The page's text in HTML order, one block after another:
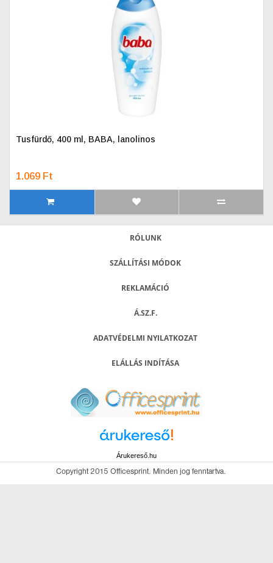
Tusfürdő, 400 ml, BABA, lanolinos
1.069 Ft
RÓLUNK
SZÁLLÍTÁSI MÓDOK
REKLAMÁCIÓ
Á.SZ.F.
ADATVÉDELMI NYILATKOZAT
ELÁLLÁS INDÍTÁSA
Árukereső.hu
Copyright 2015 Officesprint. Minden jog fenntartva.